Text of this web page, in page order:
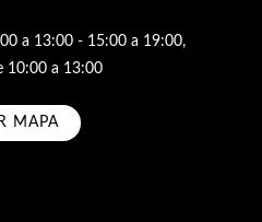
a 13:00 - 15:00 a 19:00,
10:00 a 13:00
MAPA